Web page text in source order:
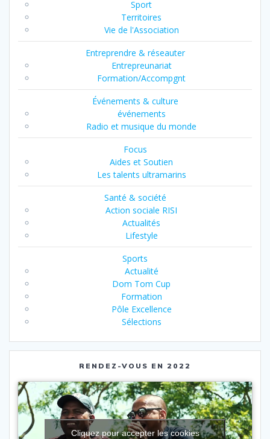
Sport
Territoires
Vie de l'Association
Entreprendre & réseauter
Entrepreunariat
Formation/Accompgnt
Événements & culture
événements
Radio et musique du monde
Focus
Aides et Soutien
Les talents ultramarins
Santé & société
Action sociale RISI
Actualités
Lifestyle
Sports
Actualité
Dom Tom Cup
Formation
Pôle Excellence
Sélections
RENDEZ-VOUS EN 2022
Cliquez pour accepter les cookies